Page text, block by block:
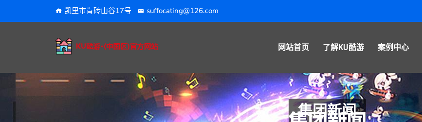
凯里市肯砖山谷17号 suffocating@126.com
网站首页 了解KU酷游 案例中心
集团新闻